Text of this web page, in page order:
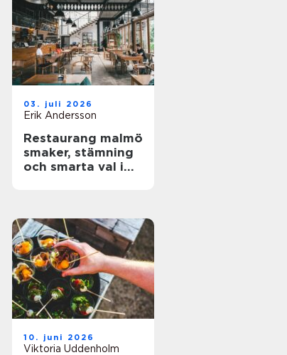
03. juli 2026
Erik Andersson
Restaurang malmö
smaker, stämning
och smarta val i
10. juni 2026
Viktoria Uddenholm